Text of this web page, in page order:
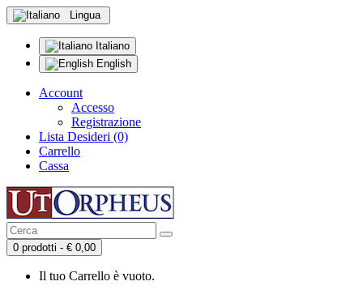
Lingua
Italiano
English
Account
Accesso
Registrazione
Lista Desideri (0)
Carrello
Cassa
0 prodotti - € 0,00
Il tuo Carrello è vuoto.